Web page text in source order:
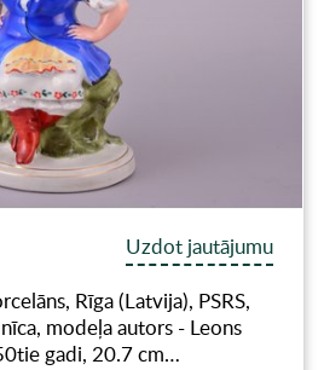
Uzdot jautājumu
Rīga (Latvija), PSRS,
modeļa autors - Leons
gadi, 20.7 cm…